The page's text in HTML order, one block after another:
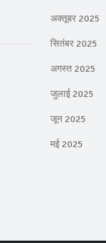
अक्तूबर 2025
सितंबर 2025
अगस्त 2025
जुलाई 2025
जून 2025
मई 2025